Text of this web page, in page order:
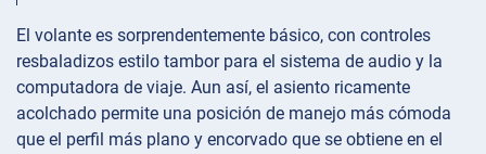
El volante es sorprendentemente básico, con controles
resbaladizos estilo tambor para el sistema de audio y la
computadora de viaje. Aun así, el asiento ricamente
acolchado permite una posición de manejo más cómoda
que el perfil más plano y encorvado que se obtiene en el